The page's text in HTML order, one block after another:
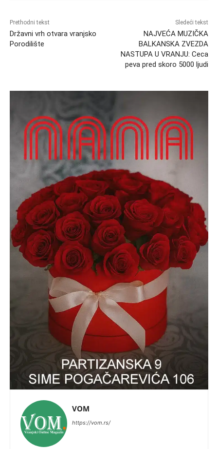
Prethodni tekst
Državni vrh otvara vranjsko
Porodilište
Sledeći tekst
NAJVEĆA MUZIČKA
BALKANSKA ZVEZDA
NASTUPA U VRANJU: Ceca
peva pred skoro 5000 ljudi
VOM
https://vom.rs/